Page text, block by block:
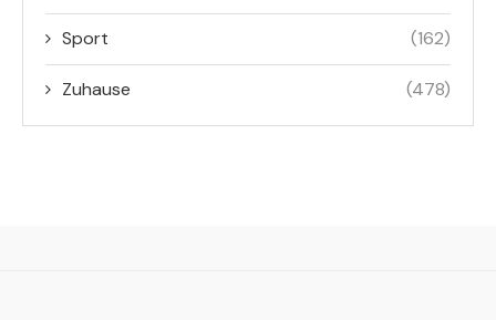
Sport (162)
Zuhause (478)